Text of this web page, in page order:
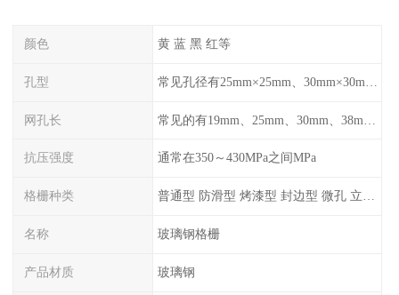
颜色 黄 蓝 黑 红等
孔型
网孔长
抗压强度 通常在350～430MPa之间MPa
格栅种类 普通型 防滑型 ‌烤漆型 封边型 ‌微孔 立体 加砂覆面型 平面型
名称 玻璃钢格栅
产品材质 玻璃钢